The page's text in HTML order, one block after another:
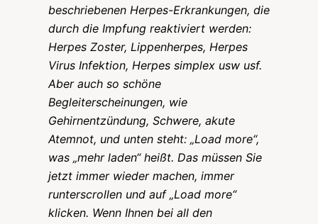
beschriebenen Herpes-Erkrankungen, die
durch die Impfung reaktiviert werden:
Herpes Zoster, Lippenherpes, Herpes
Virus Infektion, Herpes simplex usw usf.
Aber auch so schöne
Begleiterscheinungen, wie
Gehirnentzündung, Schwere, akute
Atemnot, und unten steht: „Load more“,
was „mehr laden“ heißt. Das müssen Sie
jetzt immer wieder machen, immer
runterscrollen und auf „Load more“
klicken. Wenn Ihnen bei all den